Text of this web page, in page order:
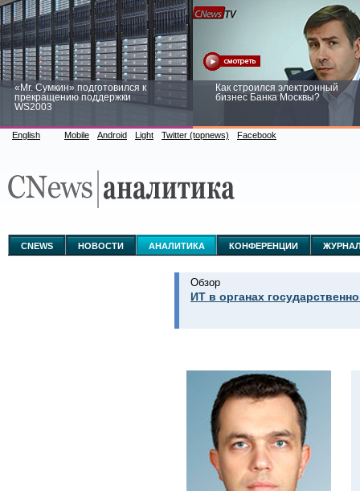
«Mr. Сумкин» подготовился к
прекращению поддержки
WS2003
Как строился электронный
бизнес Банка Москвы?
аналитике
English Mobile Android Light Twitter (topnews) Facebook
CNEWS НОВОСТИ АНАЛИТИКА КОНФЕРЕНЦИИ
Обзор
ИТ в органах